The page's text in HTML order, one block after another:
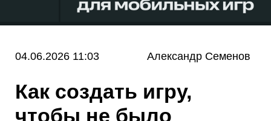
04.06.2026 11:03 Александр Семенов
Как создать игру,
чтобы не было